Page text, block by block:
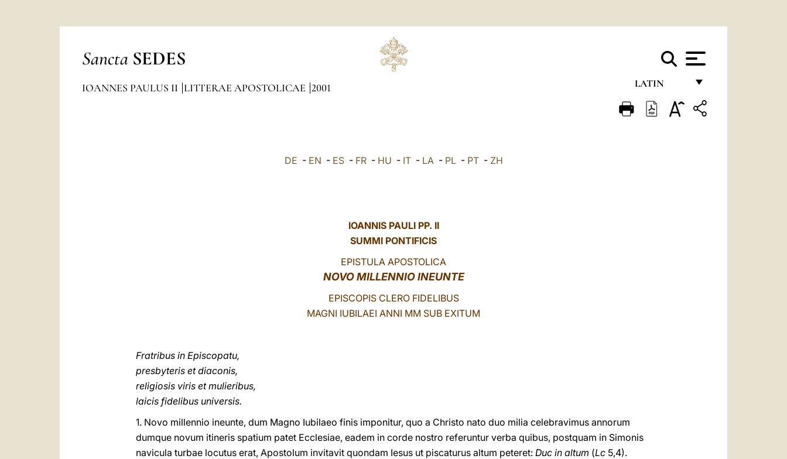
Sancta SEDES
LATIN
FRANÇAIS
IOANNES PAULUS II LITTERAE APOSTOLICAE 2001
DE - EN - ES- FR- HU - IT- LA- PL- PT- ZH
IOANNIS PAULI PP. II
SUMMI PONTIFICIS
EPISTULA APOSTOLICA
NOVO MILLENNIO INEUNTE
EPISCOPIS CLERO FIDELIBUS
MAGNI IUBILAEI ANNI MM SUB EXITUM
Fratribus in Episcopatu,
presbyteris et diaconis,
religiosis viris et mulieribus,
laicis fidelibus universis.
1. Novo millennio ineunte, dum Magno Iubilaeo finis imponitur, quo a Christo nato duo milia celebravimus annorum
dumque novum itineris spatium patet Ecclesiae, eadem in corde nostro referuntur verba quibus, postquam in Simonis
navicula turbae locutus erat, Apostolum invitavit quondam Iesus ut piscaturus altum peteret: Duc in altum (Lc 5,4).